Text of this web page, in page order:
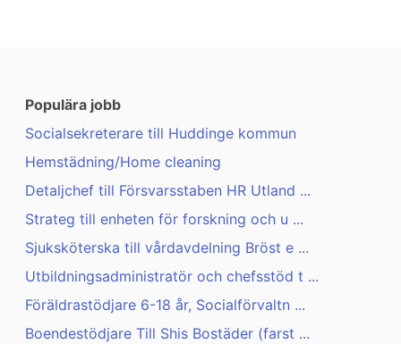
Populära jobb
Socialsekreterare till Huddinge kommun
Hemstädning/Home cleaning
Detaljchef till Försvarsstaben HR Utland ...
Strateg till enheten för forskning och u ...
Sjuksköterska till vårdavdelning Bröst e ...
Utbildningsadministratör och chefsstöd t ...
Föräldrastödjare 6-18 år, Socialförvaltn ...
Boendestödjare Till Shis Bostäder (farst ...